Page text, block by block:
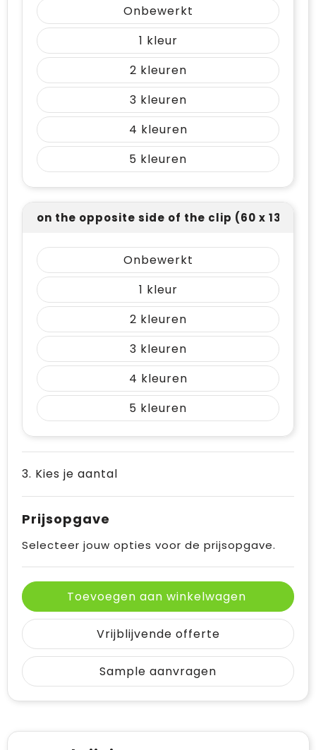
Onbewerkt
1
2
3
4
5
on the opposite side of the clip (60 x 13)
Onbewerkt
1
2
3
4
5
3. Kies je aantal
Prijsopgave
Selecteer jouw opties voor de prijsopgave.
Toevoegen aan winkelwagen
Vrijblijvende offerte
Sample aanvragen